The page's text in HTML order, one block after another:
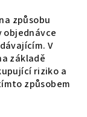
způsobu
objednávce
V
základě
riziko a
způsobem